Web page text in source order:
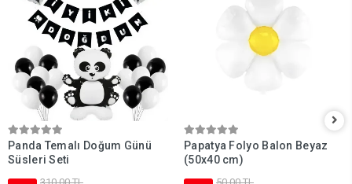
Panda Temalı Doğum Günü
Süsleri Seti
Papatya Folyo Balon Beyaz
(50x40 cm)